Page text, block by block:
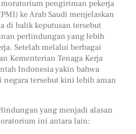
pengiriman pekerja
ke Arab Saudi menjelaskan
di balik keputusan tersebut
perlindungan yang lebih
Setelah melalui berbagai
Kementerian Tenaga Kerja
Indonesia yakin bahwa
tersebut kini lebih aman
yang menjadi alasan
ini antara lain: